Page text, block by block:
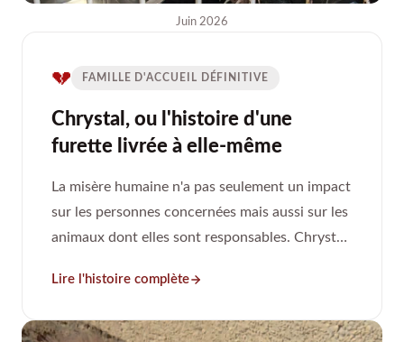
Juin 2026
💔 FAMILLE D'ACCUEIL DÉFINITIVE
Chrystal, ou l'histoire d'une
furette livrée à elle-même
La misère humaine n'a pas seulement un impact
sur les personnes concernées mais aussi sur les
animaux dont elles sont responsables. Chrystal,
après l'expulsion de sa propriétaire. Récupérée
pesait plus que 400 grammes et était en aplasie.
Lire l'histoire complète